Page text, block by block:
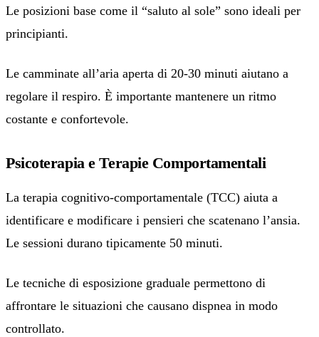
Le posizioni base come il “saluto al sole” sono ideali per
principianti.
Le camminate all’aria aperta di 20-30 minuti aiutano a
regolare il respiro. È importante mantenere un ritmo
costante e confortevole.
Psicoterapia e Terapie Comportamentali
La terapia cognitivo-comportamentale (TCC) aiuta a
identificare e modificare i pensieri che scatenano l’ansia.
Le sessioni durano tipicamente 50 minuti.
Le tecniche di esposizione graduale permettono di
affrontare le situazioni che causano dispnea in modo
controllato.